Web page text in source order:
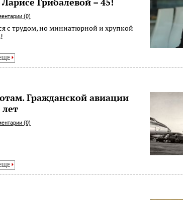
(0)
с трудом, но миниатюрной и хрупкой
ЕЩЕ
Гражданской авиации
лет
(0)
ЕЩЕ